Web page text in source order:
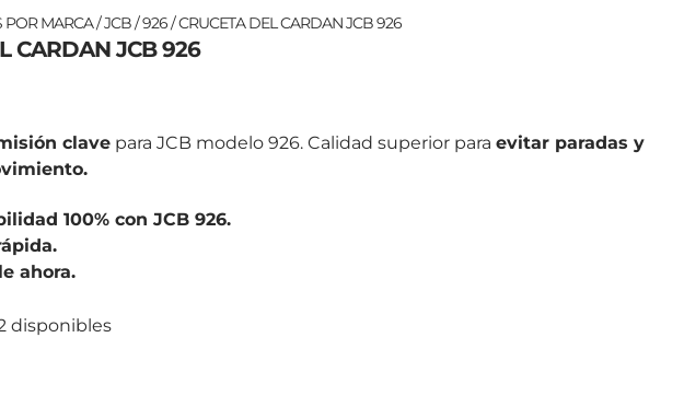
POR MARCA/JCB/926/ CRUCETA DEL CARDAN JCB 926
CARDAN JCB 926
clavepara JCB modelo 926. Calidad superior para evitar paradas y
100% con JCB 926.
ahora.
disponibles